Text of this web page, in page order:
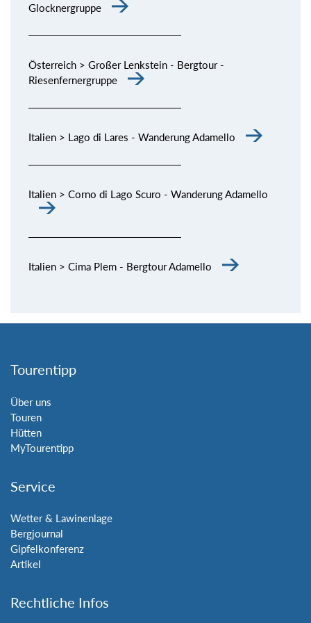
Glocknergruppe
Österreich > Großer Lenkstein - Bergtour -
Riesenfernergruppe
Italien > Lago di Lares - Wanderung Adamello
Italien > Corno di Lago Scuro - Wanderung Adamello
Italien > Cima Plem - Bergtour Adamello
Tourentipp
Über uns
Touren
Hütten
MyTourentipp
Service
Wetter & Lawinenlage
Bergjournal
Gipfelkonferenz
Artikel
Rechtliche Infos